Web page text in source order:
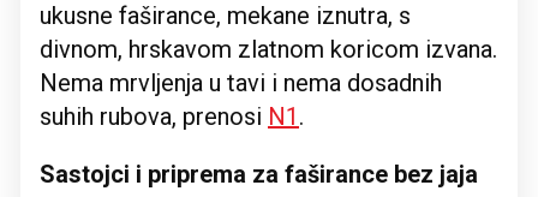
ukusne faširance, mekane iznutra, s
divnom, hrskavom zlatnom koricom izvana.
Nema mrvljenja u tavi i nema dosadnih
suhih rubova, prenosi N1 .
Sastojci i priprema za faširance bez jaja